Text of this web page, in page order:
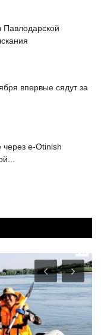
впервые сядут за
через e-Otinish